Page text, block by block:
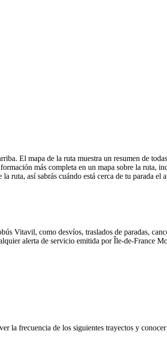
El mapa de la ruta muestra un resumen de
más completa en un mapa sobre la ruta,
ruta, así sabrás cuándo está cerca de tu parada el
Vitavil, como desvíos, traslados de paradas,
alerta de servicio emitida por Île-de-France
la frecuencia de los siguientes trayectos y